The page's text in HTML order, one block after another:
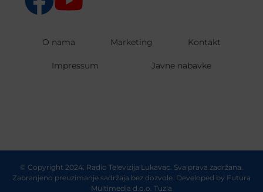
O nama Marketing Kontakt
Impressum Javne nabavke
© Copyright 2024. Radio Televizija Lukavac. Sva prava zadržana.
Zabranjeno preuzimanje sadržaja bez dozvole. Developed by Futura
Multimedia d.o.o. Tuzla